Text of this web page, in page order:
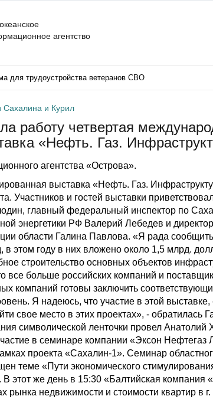
агентство
для трудоустройства ветеранов СВО
Сахалина и Курил
работу четвертая
«Нефть. Газ.
агентства «Острова».
выставка «Нефть. Газ.
Участников и гостей выставки
главный федеральный инспектор по
энергетики РФ Валерий Лебедев и
области Галина Павлова. «Я рада
этом году в них вложено около 1,5 млрд.
строительство основных объектов
все больше российских компаний и
компаний готовы заключить
Я надеюсь, что участие в этой
свое место в этих проектах», - обратилась
символической ленточки провел Анатолий
в семинаре компании «Эксон Нефтегаз
проекта «Сахалин-1». Семинар
теме «Пути экономического
этот же день в 15:30 «Балтийская компания
рынка недвижимости и стоимости квартир в г.